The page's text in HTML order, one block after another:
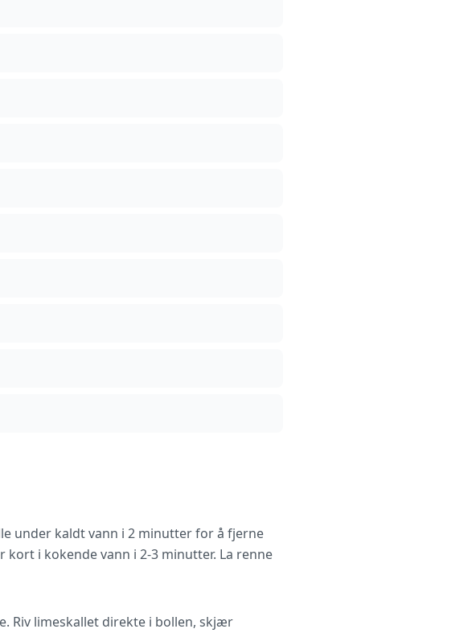
under kaldt vann i 2 minutter for å fjerne
i kokende vann i 2-3 minutter. La renne
Riv limeskallet direkte i bollen, skjær